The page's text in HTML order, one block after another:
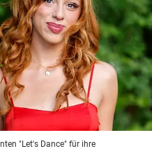
"Let's Dance" für ihre